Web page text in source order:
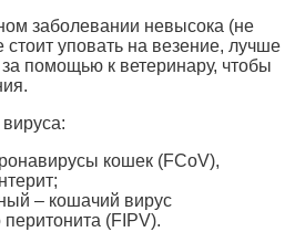
заболевании невысока (не
стоит уповать на везение, лучше
помощью к ветеринару, чтобы
кошек (FCoV),
– кошачий вирус
(FIPV).